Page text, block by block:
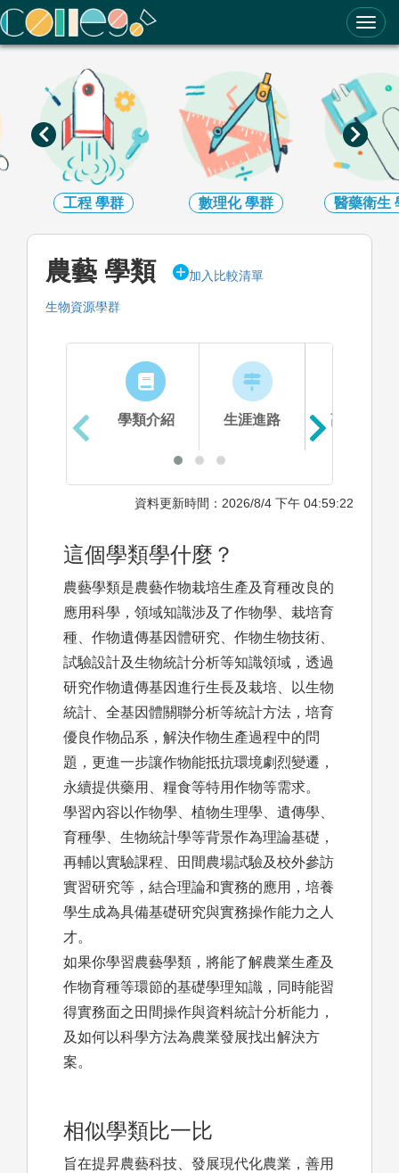
ColleGo! 大學選才與高中育才輔助系統
工程 學群 數理化學群 醫藥衛生
農藝 學類 加入比較清單
生物資源學群
學類介紹 生涯進路 高中準備
資料更新時間：2026/8/4 下午 04:59:22
這個學類學什麼？
農藝學類是農藝作物栽培生產及育種改良的
應用科學，領域知識涉及了作物學、栽培育
種、作物遺傳基因體研究、作物生物技術、
試驗設計及生物統計分析等知識領域，透過
研究作物遺傳基因進行生長及栽培、以生物
統計、全基因體關聯分析等統計方法，培育
優良作物品系，解決作物生產過程中的問
題，更進一步讓作物能抵抗環境劇烈變遷，
永續提供藥用、糧食等特用作物等需求。
學習內容以作物學、植物生理學、遺傳學、
育種學、生物統計學等背景作為理論基礎，
再輔以實驗課程、田間農場試驗及校外參訪
實習研究等，結合理論和實務的應用，培養
學生成為具備基礎研究與實務操作能力之人
才。
如果你學習農藝學類，將能了解農業生產及
作物育種等環節的基礎學理知識，同時能習
得實務面之田間操作與資料統計分析能力，
及如何以科學方法為農業發展找出解決方
案。
相似學類比一比
旨在提昇農藝科技、發展現代化農業，善用